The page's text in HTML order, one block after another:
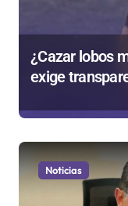
¿Cazar lobos
exige
Gobierno
Noticias